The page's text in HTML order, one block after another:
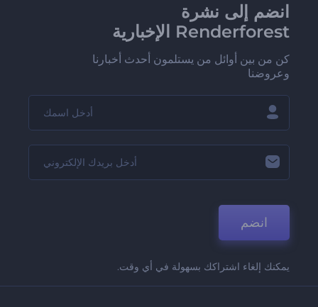
انضم إلى نشرة
Renderforest الإخبارية
كن من بين أوائل من يستلمون أحدث أخبارنا
وعروضنا
انضم
يمكنك إلغاء اشتراكك بسهولة في أي وقت.